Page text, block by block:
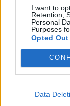
I want to
Retention,
Personal
Purposes
Opted Out
Data
6 Agosto, 2026 - 11:13